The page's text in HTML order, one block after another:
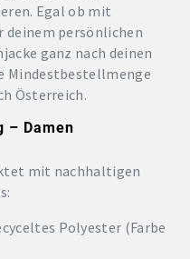
Egal ob mit
deinem persönlichen
ganz nach deinen
Mindestbestellmenge
Österreich.
– Damen
mit nachhaltigen
Polyester (Farbe